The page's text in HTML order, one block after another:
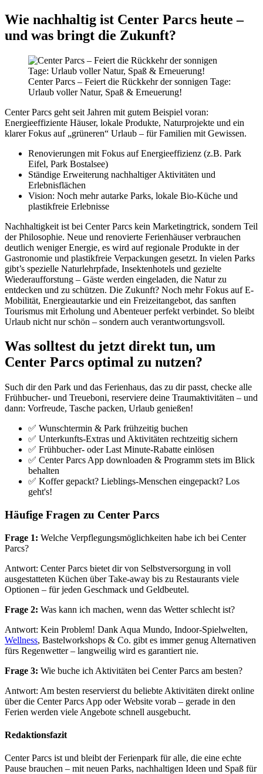
Wie nachhaltig ist Center Parcs heute –
und was bringt die Zukunft?
Center Parcs – Feiert die Rückkehr der sonnigen Tage:
Urlaub voller Natur, Spaß & Erneuerung!
Center Parcs geht seit Jahren mit gutem Beispiel voran:
Energieeffiziente Häuser, lokale Produkte, Naturprojekte und ein
klarer Fokus auf „grüneren“ Urlaub – für Familien mit Gewissen.
Renovierungen mit Fokus auf Energieeffizienz (z.B. Park
Eifel, Park Bostalsee)
Ständige Erweiterung nachhaltiger Aktivitäten und
Erlebnisflächen
Vision: Noch mehr autarke Parks, lokale Bio-Küche und
plastikfreie Erlebnisse
Nachhaltigkeit ist bei Center Parcs kein Marketingtrick, sondern Teil
der Philosophie. Neue und renovierte Ferienhäuser verbrauchen
deutlich weniger Energie, es wird auf regionale Produkte in der
Gastronomie und plastikfreie Verpackungen gesetzt. In vielen Parks
gibt’s spezielle Naturlehrpfade, Insektenhotels und gezielte
Wiederaufforstung – Gäste werden eingeladen, die Natur zu
entdecken und zu schützen. Die Zukunft? Noch mehr Fokus auf E-
Mobilität, Energieautarkie und ein Freizeitangebot, das sanften
Tourismus mit Erholung und Abenteuer perfekt verbindet. So bleibt
Urlaub nicht nur schön – sondern auch verantwortungsvoll.
Was solltest du jetzt direkt tun, um
Center Parcs optimal zu nutzen?
Such dir den Park und das Ferienhaus, das zu dir passt, checke alle
Frühbucher- und Treueboni, reserviere deine Traumaktivitäten – und
dann: Vorfreude, Tasche packen, Urlaub genießen!
✅ Wunschtermin & Park frühzeitig buchen
✅ Unterkunfts-Extras und Aktivitäten rechtzeitig sichern
✅ Frühbucher- oder Last Minute-Rabatte einlösen
✅ Center Parcs App downloaden & Programm stets im Blick
behalten
✅ Koffer gepackt? Lieblings-Menschen eingepackt? Los
geht's!
Häufige Fragen zu Center Parcs
Frage 1: Welche Verpflegungsmöglichkeiten habe ich bei Center
Parcs?
Antwort: Center Parcs bietet dir von Selbstversorgung in voll
ausgestatteten Küchen über Take-away bis zu Restaurants viele
Optionen – für jeden Geschmack und Geldbeutel.
Frage 2: Was kann ich machen, wenn das Wetter schlecht ist?
Antwort: Kein Problem! Dank Aqua Mundo, Indoor-Spielwelten,
Wellness, Bastelworkshops & Co. gibt es immer genug Alternativen
fürs Regenwetter – langweilig wird es garantiert nie.
Frage 3: Wie buche ich Aktivitäten bei Center Parcs am besten?
Antwort: Am besten reservierst du beliebte Aktivitäten direkt online
über die Center Parcs App oder Website vorab – gerade in den
Ferien werden viele Angebote schnell ausgebucht.
Redaktionsfazit
Center Parcs ist und bleibt der Ferienpark für alle, die eine echte
Pause brauchen – mit neuen Parks, nachhaltigen Ideen und Spaß für